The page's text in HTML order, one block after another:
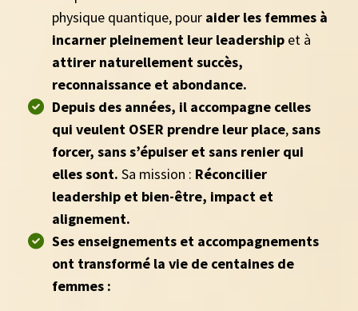
physique quantique, pour aider les femmes à
incarner pleinement leur leadership et à
attirer naturellement succès,
reconnaissance et abondance.
Depuis des années, il accompagne celles
qui veulent OSER prendre leur place,sans
forcer, sans s’épuiser et sans renier qui
elles sont. Sa mission : Réconcilier
leadership et bien-être, impact et
alignement.
Ses enseignements et accompagnements
ont transformé la vie de centaines de
femmes :